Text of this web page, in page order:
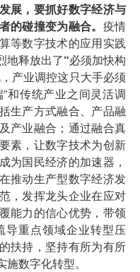
展，要抓好数字经济与
的碰撞变为融合。 疫情
等数字技术的应用实践
地释放出了“必须加快构
产业调控这只大手必须
和传统产业之间灵活调
生产方式融合、产品融
产业融合；通过融合真
素，让数字技术为创新
为国民经济的加速器，
推动生产型数字经济发
，发挥龙头企业在应对
能力的信心优势，带领
重点领域企业转型压
扶持，坚持有所为有所
数字化转型。